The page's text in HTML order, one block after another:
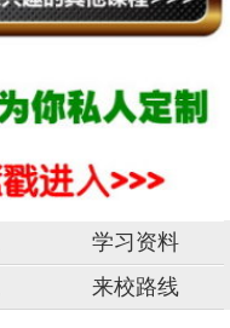
学习资料
来校路线